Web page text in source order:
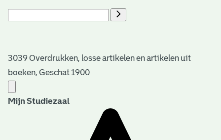
3039 Overdrukken, losse artikelen en artikelen uit
boeken, Geschat 1900
Mijn Studiezaal